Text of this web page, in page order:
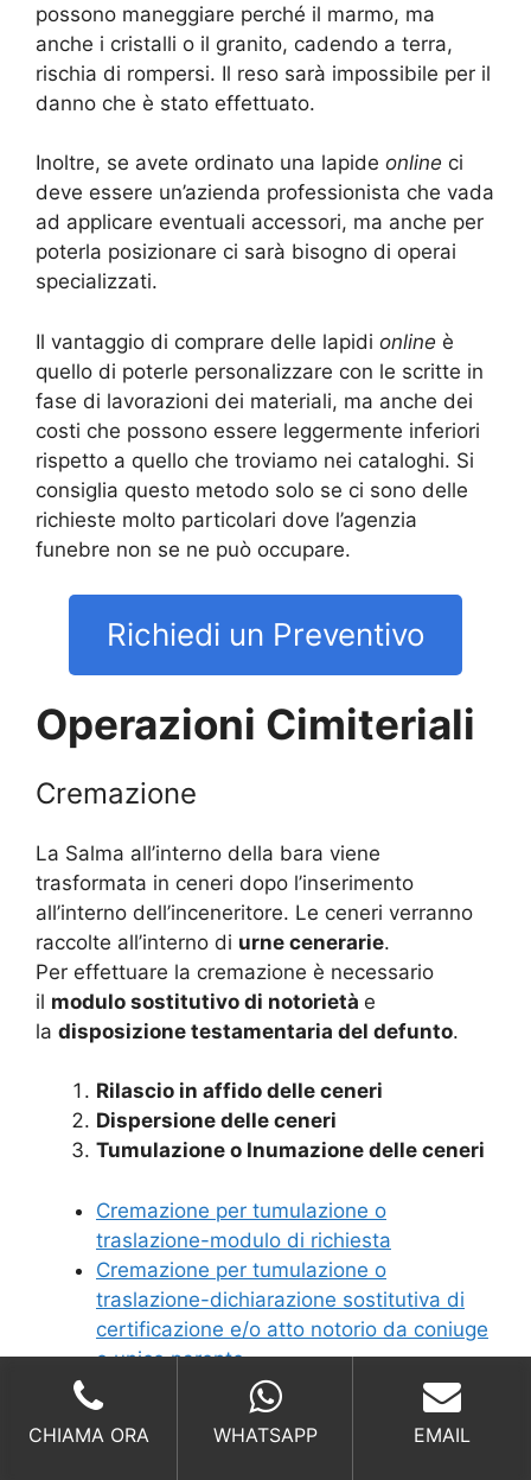
possono maneggiare perché il marmo, ma
anche i cristalli o il granito, cadendo a terra,
rischia di rompersi. Il reso sarà impossibile per il
danno che è stato effettuato.
Inoltre, se avete ordinato una lapide online ci
deve essere un’azienda professionista che vada
ad applicare eventuali accessori, ma anche per
poterla posizionare ci sarà bisogno di operai
specializzati.
Il vantaggio di comprare delle lapidi online è
quello di poterle personalizzare con le scritte in
fase di lavorazioni dei materiali, ma anche dei
costi che possono essere leggermente inferiori
rispetto a quello che troviamo nei cataloghi. Si
consiglia questo metodo solo se ci sono delle
richieste molto particolari dove l’agenzia
funebre non se ne può occupare.
Richiedi un Preventivo
Operazioni Cimiteriali
Cremazione
La Salma all’interno della bara viene
trasformata in ceneri dopo l’inserimento
all’interno dell’inceneritore. Le ceneri verranno
raccolte all’interno di urne cenerarie.
Per effettuare la cremazione è necessario
il modulo sostitutivo di notorietà e
la disposizione testamentaria del defunto.
Rilascio in affido delle ceneri
Dispersione delle ceneri
Tumulazione o Inumazione delle ceneri
Cremazione per tumulazione o
traslazione-modulo di richiesta
Cremazione per tumulazione o
traslazione-dichiarazione sostitutiva di
certificazione e/o atto notorio da coniuge
o unico parente
Cremazione per tumulazione o
traslazione-dichiarazione sostitutiva di
atto notorio da altri parenti
CHIAMA ORA WHATSAPP EMAIL